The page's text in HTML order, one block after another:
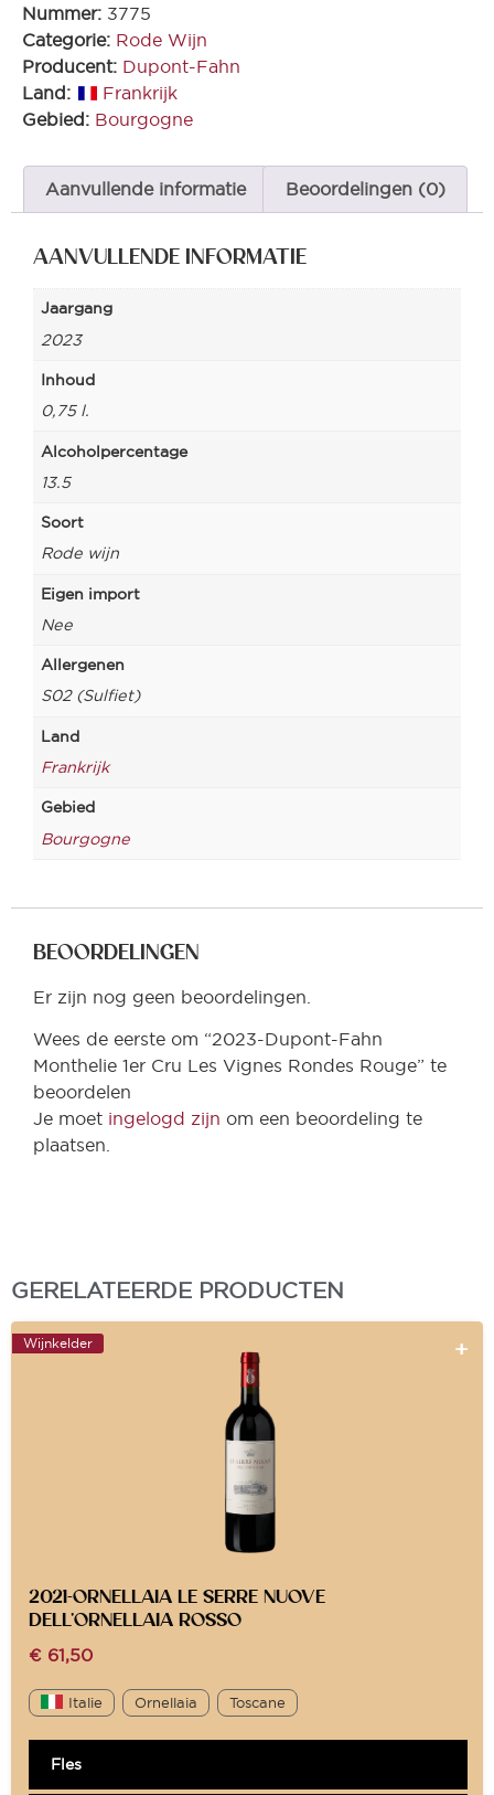
Nummer: 3775
Categorie: Rode Wijn
Producent: Dupont-Fahn
Land:
Frankrijk
Gebied: Bourgogne
Aanvullende informatie Beoordelingen (0)
AANVULLENDE INFORMATIE
Jaargang
2023
Inhoud
0,75 l.
Alcoholpercentage
13.5
Soort
Rode wijn
Eigen import
Nee
Allergenen
S02 (Sulfiet)
Land
Frankrijk
Gebied
Bourgogne
BEOORDELINGEN
Er zijn nog geen beoordelingen.
Wees de eerste om “2023-Dupont-Fahn
Monthelie 1er Cru Les Vignes Rondes Rouge” te
beoordelen
Je moet ingelogd zijn om een beoordeling te
plaatsen.
GERELATEERDE PRODUCTEN
Wijnkelder
2021-ORNELLAIA LE SERRE NUOVE
DELL’ORNELLAIA ROSSO
€ 61,50
Italie Ornellaia Toscane
Fles